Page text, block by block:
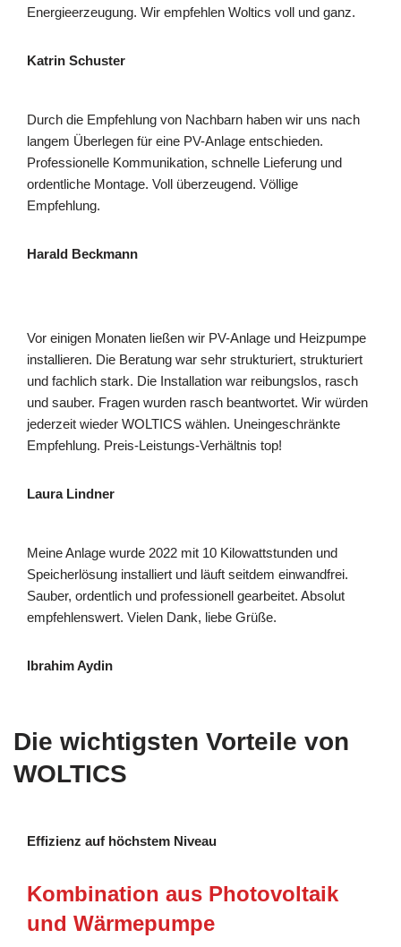
Energieerzeugung. Wir empfehlen Woltics voll und ganz.
Katrin Schuster
Durch die Empfehlung von Nachbarn haben wir uns nach
langem Überlegen für eine PV-Anlage entschieden.
Professionelle Kommunikation, schnelle Lieferung und
ordentliche Montage. Voll überzeugend. Völlige
Empfehlung.
Harald Beckmann
Vor einigen Monaten ließen wir PV-Anlage und Heizpumpe
installieren. Die Beratung war sehr strukturiert, strukturiert
und fachlich stark. Die Installation war reibungslos, rasch
und sauber. Fragen wurden rasch beantwortet. Wir würden
jederzeit wieder WOLTICS wählen. Uneingeschränkte
Empfehlung. Preis-Leistungs-Verhältnis top!
Laura Lindner
Meine Anlage wurde 2022 mit 10 Kilowattstunden und
Speicherlösung installiert und läuft seitdem einwandfrei.
Sauber, ordentlich und professionell gearbeitet. Absolut
empfehlenswert. Vielen Dank, liebe Grüße.
Ibrahim Aydin
Die wichtigsten Vorteile von
WOLTICS
Effizienz auf höchstem Niveau
Kombination aus Photovoltaik
und Wärmepumpe